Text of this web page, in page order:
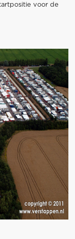
voor de